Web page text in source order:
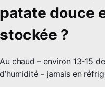
patate douce
stockée ?
Au chaud – environ 13-15
d’humidité – jamais en